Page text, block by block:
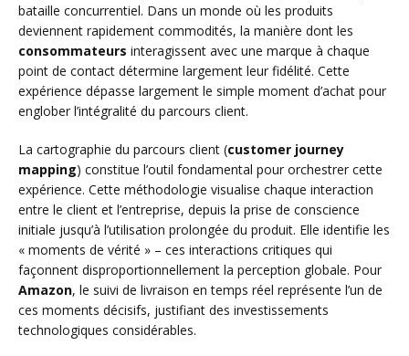
bataille concurrentiel. Dans un monde où les produits
deviennent rapidement commodités, la manière dont les
consommateurs interagissent avec une marque à chaque
point de contact détermine largement leur fidélité. Cette
expérience dépasse largement le simple moment d’achat pour
englober l’intégralité du parcours client.
La cartographie du parcours client (customer journey
mapping) constitue l’outil fondamental pour orchestrer cette
expérience. Cette méthodologie visualise chaque interaction
entre le client et l’entreprise, depuis la prise de conscience
initiale jusqu’à l’utilisation prolongée du produit. Elle identifie les
« moments de vérité » – ces interactions critiques qui
façonnent disproportionnellement la perception globale. Pour
Amazon, le suivi de livraison en temps réel représente l’un de
ces moments décisifs, justifiant des investissements
technologiques considérables.